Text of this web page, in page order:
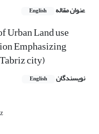
عنوان مقاله English
Urban Land use
Emphasizing
city)
نویسندگان English